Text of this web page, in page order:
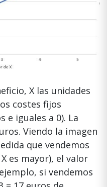
X las unidades
costes fijos
e iguales a 0). La
Viendo la imagen
que vendemos
es mayor), el valor
si vendemos